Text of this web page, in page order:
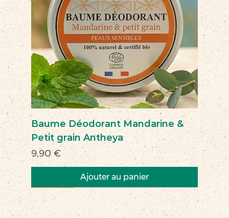
Baume Déodorant Mandarine &
Petit grain Antheya
Prix
9,90 €
Ajouter au panier
Nouveau
Nouveau
Nouveau
Nouveau
Nouveau
Nouveau
Nouveau
Nouveauté
Nouveau
Nouveau
Commerce équitable
Nouveau